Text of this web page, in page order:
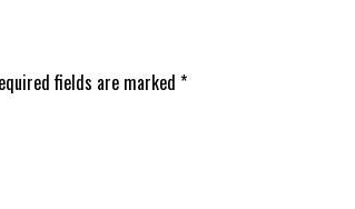
fields are marked *